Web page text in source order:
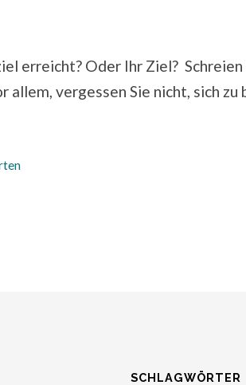
erreicht? Oder Ihr Ziel? Schreien
allem, vergessen Sie nicht, sich zu
SCHLAGWÖRTER